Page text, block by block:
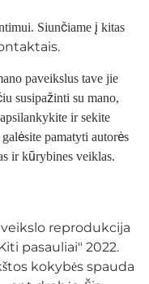
Siunčiame į kitas
paveikslus tave jie
susipažinti su mano,
ir sekite
pamatyti autorės
ir kūrybines veiklas.